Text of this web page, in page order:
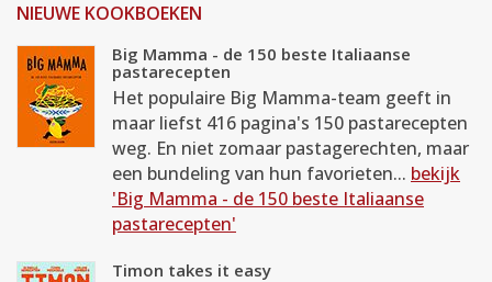
NIEUWE KOOKBOEKEN
Big Mamma - de 150 beste Italiaanse
pastarecepten
Het populaire Big Mamma-team geeft in
maar liefst 416 pagina's 150 pastarecepten
weg. En niet zomaar pastagerechten, maar
een bundeling van hun favorieten... bekijk
'Big Mamma - de 150 beste Italiaanse
pastarecepten'
Timon takes it easy